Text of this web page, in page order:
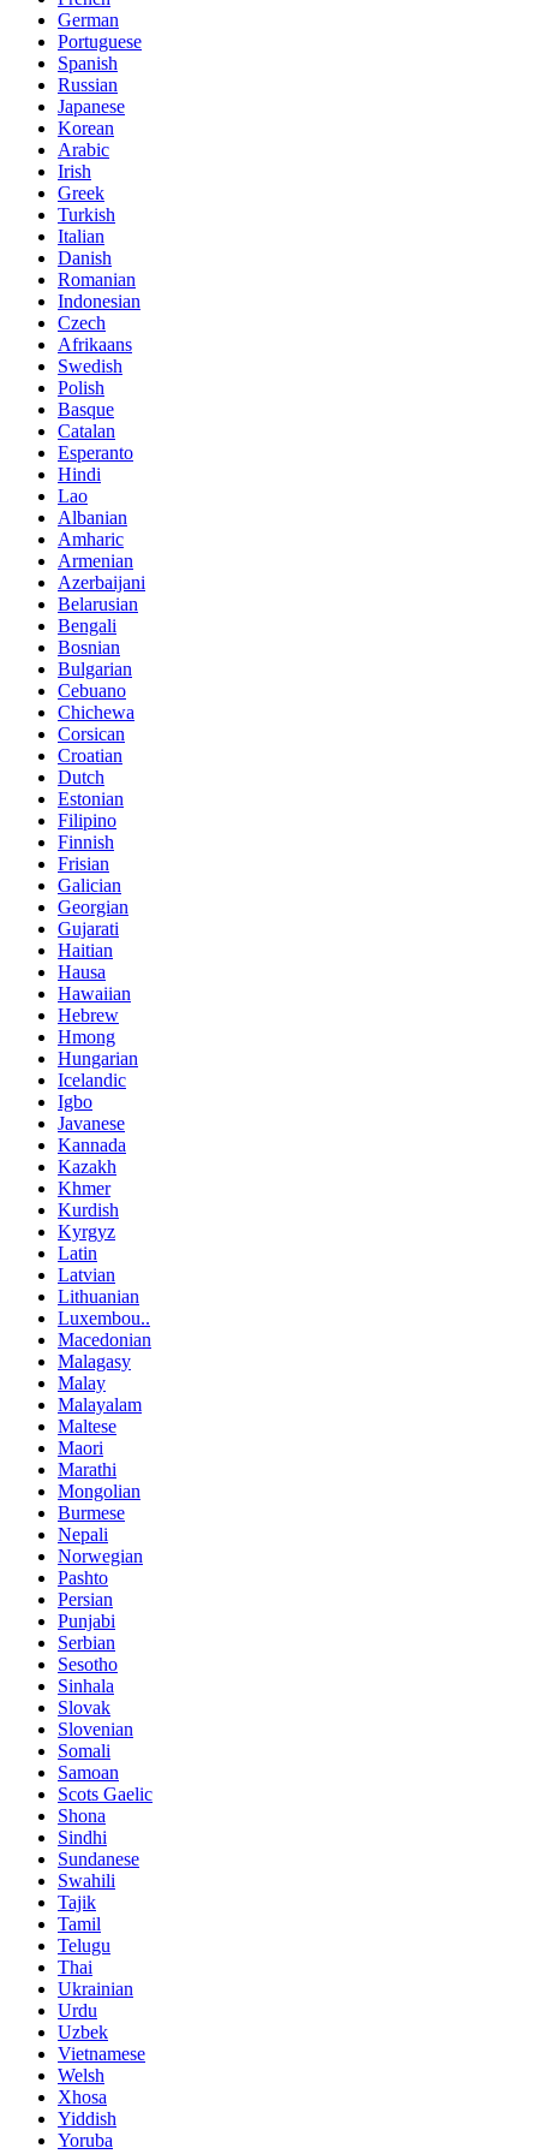
German
Portuguese
Spanish
Russian
Japanese
Korean
Arabic
Irish
Greek
Turkish
Italian
Danish
Romanian
Indonesian
Czech
Afrikaans
Swedish
Polish
Basque
Catalan
Esperanto
Hindi
Lao
Albanian
Amharic
Armenian
Azerbaijani
Belarusian
Bengali
Bosnian
Bulgarian
Cebuano
Chichewa
Corsican
Croatian
Dutch
Estonian
Filipino
Finnish
Frisian
Galician
Georgian
Gujarati
Haitian
Hausa
Hawaiian
Hebrew
Hmong
Hungarian
Icelandic
Igbo
Javanese
Kannada
Kazakh
Khmer
Kurdish
Kyrgyz
Latin
Latvian
Lithuanian
Luxembou..
Macedonian
Malagasy
Malay
Malayalam
Maltese
Maori
Marathi
Mongolian
Burmese
Nepali
Norwegian
Pashto
Persian
Punjabi
Serbian
Sesotho
Sinhala
Slovak
Slovenian
Somali
Samoan
Scots Gaelic
Shona
Sindhi
Sundanese
Swahili
Tajik
Tamil
Telugu
Thai
Ukrainian
Urdu
Uzbek
Vietnamese
Welsh
Xhosa
Yiddish
Yoruba